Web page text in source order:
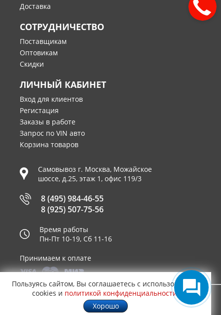
Доставка
СОТРУДНИЧЕСТВО
Поставщикам
Оптовикам
Скидки
ЛИЧНЫЙ КАБИНЕТ
Вход для клиентов
Регистация
Заказы в работе
Запрос по VIN авто
Корзина товаров
Самовывоз г. Москва, Можайское
шоссе, д.25, этаж 1, офис 119/3
8 (495) 984-46-55
8 (925) 507-75-56
Время работы
Пн-Пт 10-19, Сб 11-16
Принимаем к оплате
© 2003—2026AUTO2.RU™ интернет магазин
запчастей для иномарок в Москве
0,6017
Пользуясь сайтом, Вы соглашаетесь с использованием
cookies и политикой конфиденциальности
Хорошо